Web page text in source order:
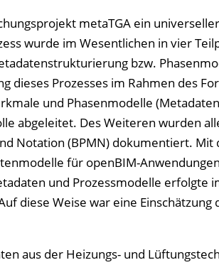
metaTGA ein
wurde im Wesentlichen in vier
bzw.
dieses Prozesses im Rahmen des
und Phasenmodelle
abgeleitet. Des Weiteren wurden
Notation (BPMN) dokumentiert. Mit
für openBIM-
und Prozessmodelle erfolgte
diese Weise war eine
aus der Heizungs- und